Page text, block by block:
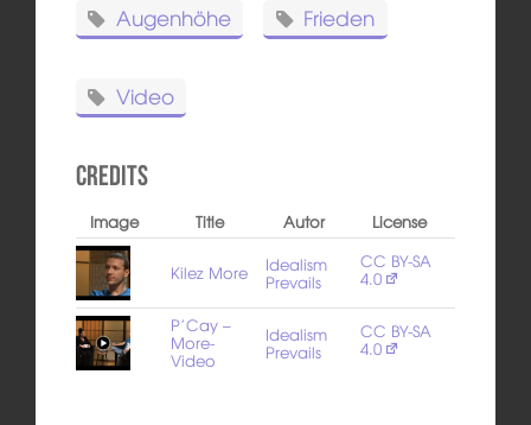
Augenhöhe Frieden
Video
Credits
Image Title Autor License
Kilez More Idealism
Prevails
CC BY-SA
4.0
P’Cay –
More-
Video
Idealism
Prevails
CC BY-SA
4.0